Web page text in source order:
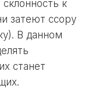
к
затеют ссору
В данном
станет